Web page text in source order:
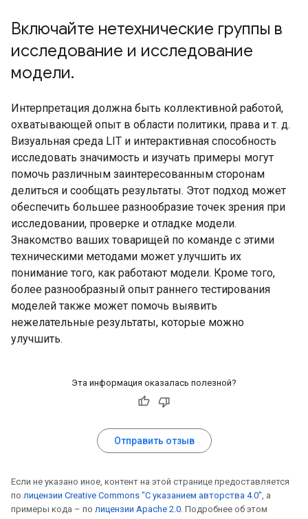
Включайте нетехнические группы в
исследование и исследование
модели.
Интерпретация должна быть коллективной работой,
охватывающей опыт в области политики, права и т. д.
Визуальная среда LIT и интерактивная способность
исследовать значимость и изучать примеры могут
помочь различным заинтересованным сторонам
делиться и сообщать результаты. Этот подход может
обеспечить большее разнообразие точек зрения при
исследовании, проверке и отладке модели.
Знакомство ваших товарищей по команде с этими
техническими методами может улучшить их
понимание того, как работают модели. Кроме того,
более разнообразный опыт раннего тестирования
моделей также может помочь выявить
нежелательные результаты, которые можно
улучшить.
Эта информация оказалась полезной?
Отправить отзыв
Если не указано иное, контент на этой странице предоставляется
по лицензии Creative Commons "С указанием авторства 4.0" , а
примеры кода – по лицензии Apache 2.0 . Подробнее об этом